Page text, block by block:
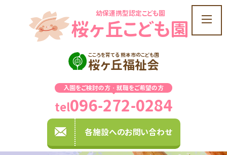
t
o
幼保連携型認定こども園
桜ヶ丘こども園
こころを育てる 熊本市のこども園
桜ヶ丘福祉会
入園をご検討の方・就職をご希望の方
tel096-272-0284
各施設へのお問い合わせ